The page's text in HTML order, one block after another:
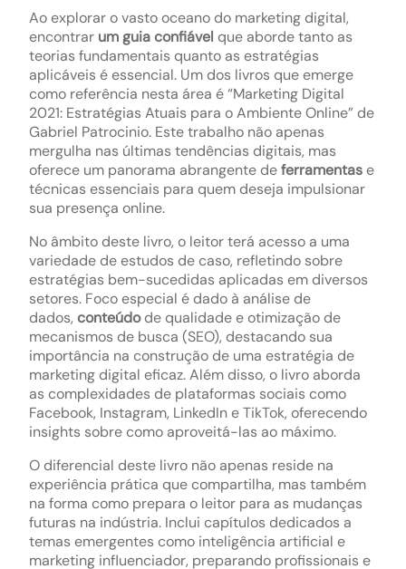
Ao explorar o vasto oceano do marketing digital,
encontrar um guia confiável que aborde tanto as
teorias fundamentais quanto as estratégias
aplicáveis é essencial. Um dos livros que emerge
como referência nesta área é “Marketing Digital
2021: Estratégias Atuais para o Ambiente Online” de
Gabriel Patrocinio. Este trabalho não apenas
mergulha nas últimas tendências digitais, mas
oferece um panorama abrangente deferramentase
técnicas essenciais para quem deseja impulsionar
sua presença online.
No âmbito deste livro, o leitor terá acesso a uma
variedade de estudos de caso, refletindo sobre
estratégias bem-sucedidas aplicadas em diversos
setores. Foco especial é dado à análise de
dados, conteúdode qualidade e otimização de
mecanismos de busca (SEO), destacando sua
importância na construção de uma estratégia de
marketing digital eficaz. Além disso, o livro aborda
as complexidades de plataformas sociais como
Facebook, Instagram, LinkedIn e TikTok, oferecendo
insights sobre como aproveitá-las ao máximo.
O diferencial deste livro não apenas reside na
experiência prática que compartilha, mas também
na forma como prepara o leitor para as mudanças
futuras na indústria. Inclui capítulos dedicados a
temas emergentes como inteligência artificial e
marketing influenciador, preparando profissionais e